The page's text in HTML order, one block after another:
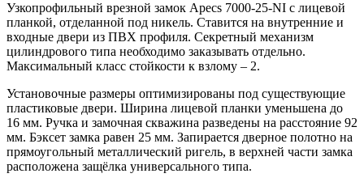
Узкопрофильный врезной замок Apecs 7000-25-NI с лицевой
планкой, отделанной под никель. Ставится на внутренние и
входные двери из ПВХ профиля. Секретный механизм
цилиндрового типа необходимо заказывать отдельно.
Максимальный класс стойкости к взлому – 2.
Установочные размеры оптимизированы под существующие
пластиковые двери. Ширина лицевой планки уменьшена до
16 мм. Ручка и замочная скважина разведены на расстояние 92
мм. Бэксет замка равен 25 мм. Запирается дверное полотно на
прямоугольный металлический ригель, в верхней части замка
расположена защёлка универсального типа.